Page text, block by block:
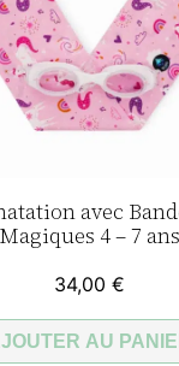
avec
Magiques 4 – 7 ans
34,00 €
AU